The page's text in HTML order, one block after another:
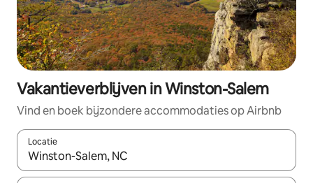
Vakantieverblijven in Winston-Salem
Vind en boek bijzondere accommodaties op Airbnb
Locatie
Wanneer er resultaten beschikbaar zijn, maak je een keuze